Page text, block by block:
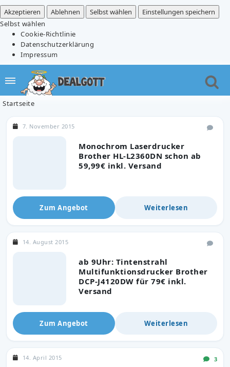
Akzeptieren
Ablehnen Selbst wählen
Einstellungen speichern
Selbst wählen
Cookie-Richtlinie
Datenschutzerklärung
Impressum
Startseite
Monochrom Laserdrucker
Brother HL-L2360DN schon ab
59,99€ inkl. Versand
7. November 2015
Zum Angebot Weiterlesen
ab 9Uhr: Tintenstrahl
Multifunktionsdrucker Brother
DCP-J4120DW für 79€ inkl.
Versand
14. August 2015
Zum Angebot Weiterlesen
14. April 2015 3